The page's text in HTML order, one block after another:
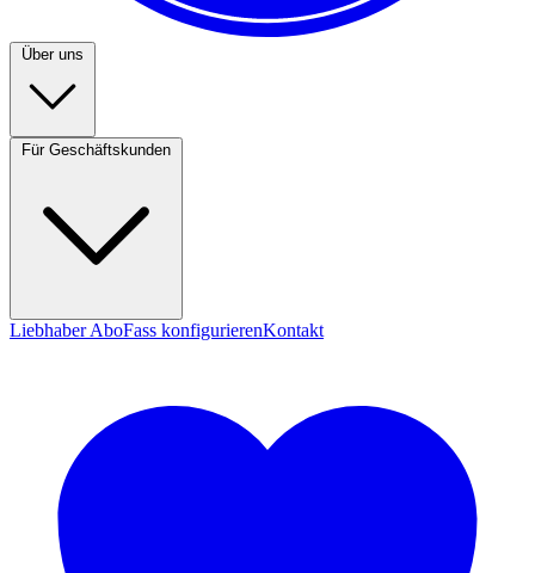
Liebhaber AboFass konfigurierenKontakt